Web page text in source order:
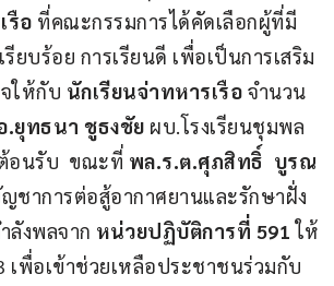
รือ ที่คณะกรรมการได้คัดเลือกผู้ที่มี
ยบร้อย การเรียนดี เพื่อเป็นการเสริม
ให้กับ นักเรียนจ่าทหารเรือ จำนวน
.ยุทธนา ชูธงชัย ผบ.โรงเรียนชุมพล
อนรับ  ขณะที่ พล.ร.ต.ศุภสิทธิ์  บูรณ
ชาการต่อสู้อากาศยานและรักษาฝั่ง
ลังพลจาก หน่วยปฏิบัติการที่ 591 ให้
เพื่อเข้าช่วยเหลือประชาชนร่วมกับ